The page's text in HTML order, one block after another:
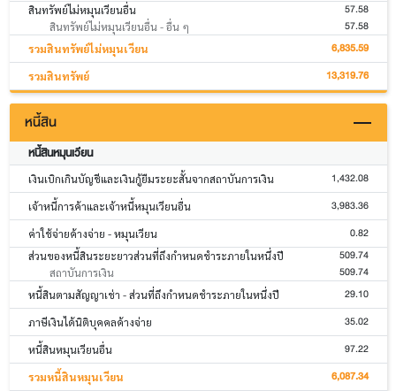
สินทรัพย์ไม่หมุนเวียนอื่น 57.58
สินทรัพย์ไม่หมุนเวียนอื่น - อื่น ๆ 57.58
รวมสินทรัพย์ไม่หมุนเวียน 6,835.59
รวมสินทรัพย์ 13,319.76
หนี้สิน
หนี้สินหมุนเวียน
เงินเบิกเกินบัญชีและเงินกู้ยืมระยะสั้นจากสถาบันการเงิน 1,432.08
เจ้าหนี้การค้าและเจ้าหนี้หมุนเวียนอื่น 3,983.36
ค่าใช้จ่ายค้างจ่าย - หมุนเวียน 0.82
ส่วนของหนี้สินระยะยาวส่วนที่ถึงกำหนดชำระภายในหนึ่งปี 509.74
สถาบันการเงิน 509.74
หนี้สินตามสัญญาเช่า - ส่วนที่ถึงกำหนดชำระภายในหนึ่งปี 29.10
ภาษีเงินได้นิติบุคคลค้างจ่าย 35.02
หนี้สินหมุนเวียนอื่น 97.22
รวมหนี้สินหมุนเวียน 6,087.34